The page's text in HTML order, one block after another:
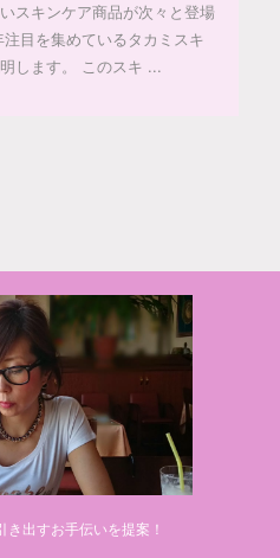
スキンケア商品が次々と登場
目を集めているタカミスキ
します。 このスキ ...
き出すお手伝いを提案！